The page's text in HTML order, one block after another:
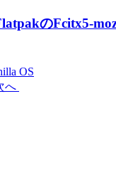
のFcitx5-
OS
へ